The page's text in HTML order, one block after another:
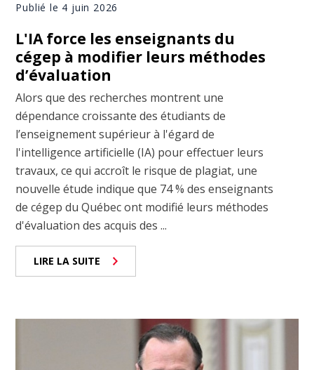
Publié le 4 juin 2026
L'IA force les enseignants du
cégep à modifier leurs méthodes
d’évaluation
Alors que des recherches montrent une
dépendance croissante des étudiants de
l’enseignement supérieur à l'égard de
l'intelligence artificielle (IA) pour effectuer leurs
travaux, ce qui accroît le risque de plagiat, une
nouvelle étude indique que 74 % des enseignants
de cégep du Québec ont modifié leurs méthodes
d'évaluation des acquis des ...
LIRE LA SUITE